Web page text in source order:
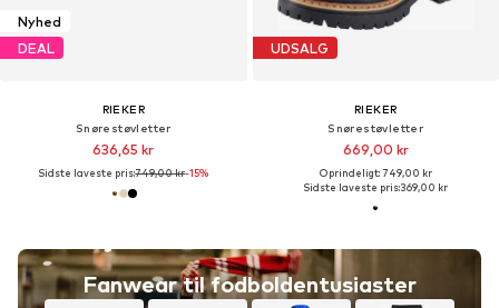
Nyhed
DEAL
RIEKER
Snørestøvletter
636,65 kr
Sidste laveste pris:749,00 kr-15%
Fanwear til fodboldentusiaster
UDSALG
RIEKER
Snørestøvletter
669,00 kr
Oprindeligt: 749,00 kr
Sidste laveste pris:369,00 kr